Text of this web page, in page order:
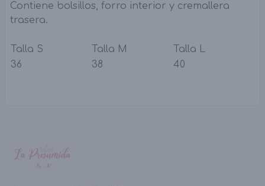
Contiene bolsillos, forro interior y cremallera
trasera.
Talla S Talla M
Talla L
36
38 40